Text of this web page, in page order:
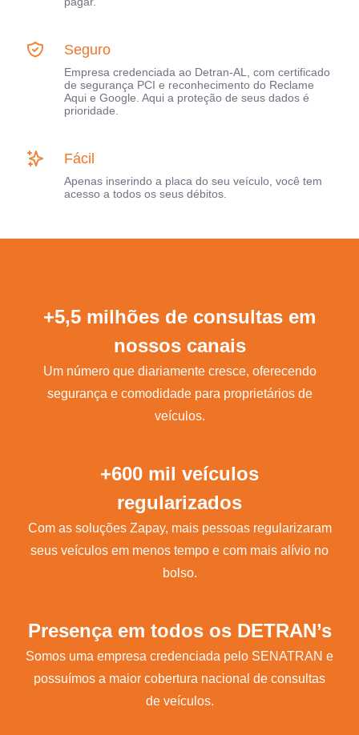
Seguro
Empresa credenciada ao Detran-AL, com certificado
de segurança PCI e reconhecimento do Reclame
Aqui e Google. Aqui a proteção de seus dados é
prioridade.
Fácil
Apenas inserindo a placa do seu veículo, você tem
acesso a todos os seus débitos.
+5,5 milhões de consultas em
nossos canais
Um número que diariamente cresce, oferecendo
segurança e comodidade para proprietários de
veículos.
+600 mil veículos
regularizados
Com as soluções Zapay, mais pessoas regularizaram
seus veículos em menos tempo e com mais alívio no
bolso.
Presença em todos os DETRAN’s
Somos uma empresa credenciada pelo SENATRAN e
possuímos a maior cobertura nacional de consultas
de veículos.